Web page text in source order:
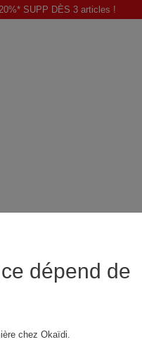
SUPP DÈS 3 articles !
dépend de
chez Okaïdi.